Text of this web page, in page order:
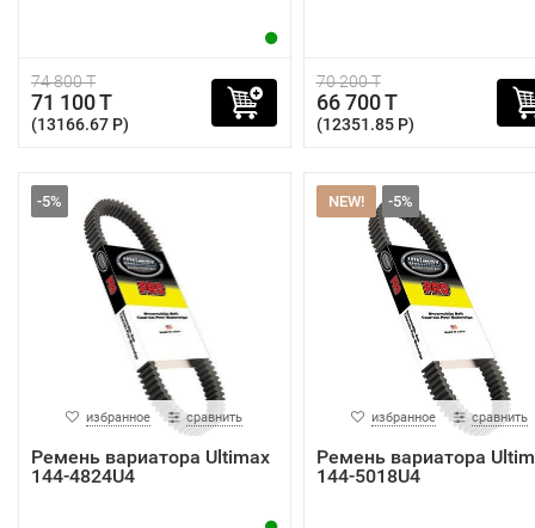
74 800 T
71 100 T
(13166.67 P)
70 200 T
66 700 T
(12351.85 P)
-5%
избранное сравнить
Ремень вариатора Ultimax
144-4824U4
NEW! -5%
избранное сравнить
Ремень вариатора
144-5018U4